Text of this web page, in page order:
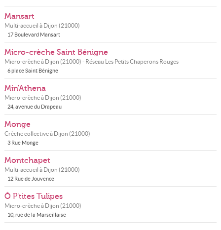
Mansart
Multi-accueil à Dijon (21000)
17 Boulevard Mansart
Micro-crèche Saint Bénigne
Micro-crèche à Dijon (21000) - Réseau Les Petits Chaperons Rouges
6 place Saint Bénigne
Min'Athena
Micro-crèche à Dijon (21000)
24, avenue du Drapeau
Monge
Crèche collective à Dijon (21000)
3 Rue Monge
Montchapet
Multi-accueil à Dijon (21000)
12 Rue de Jouvence
Ô P'tites Tulipes
Micro-crèche à Dijon (21000)
10, rue de la Marseillaise